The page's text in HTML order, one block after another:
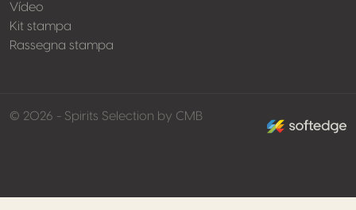
Vídeo
Kit stampa
Rassegna stampa
© 2026 - Spirits Selection by CMB